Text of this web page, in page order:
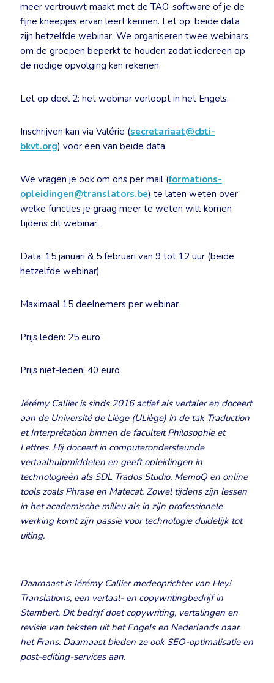
meer vertrouwt maakt met de TAO-software of je de
fijne kneepjes ervan leert kennen. Let op: beide data
zijn hetzelfde webinar. We organiseren twee webinars
om de groepen beperkt te houden zodat iedereen op
de nodige opvolging kan rekenen.
Let op deel 2: het webinar verloopt in het Engels.
Inschrijven kan via Valérie (secretariaat@cbti-
bkvt.org) voor een van beide data.
We vragen je ook om ons per mail (formations-
opleidingen@translators.be) te laten weten over
welke functies je graag meer te weten wilt komen
tijdens dit webinar.
Data: 15 januari & 5 februari van 9 tot 12 uur (beide
hetzelfde webinar)
Maximaal 15 deelnemers per webinar
Prijs leden: 25 euro
Prijs niet-leden: 40 euro
Jérémy Callier is sinds 2016 actief als vertaler en doceert
aan de Université de Liège (ULiège) in de tak Traduction
et Interprétation binnen de faculteit Philosophie et
Lettres. Hij doceert in computerondersteunde
vertaalhulpmiddelen en geeft opleidingen in
technologieën als SDL Trados Studio, MemoQ en online
tools zoals Phrase en Matecat. Zowel tijdens zijn lessen
in het academische milieu als in zijn professionele
werking komt zijn passie voor technologie duidelijk tot
uiting.
Daarnaast is Jérémy Callier medeoprichter van Hey!
Translations, een vertaal- en copywritingbedrijf in
Stembert. Dit bedrijf doet copywriting, vertalingen en
revisie van teksten uit het Engels en Nederlands naar
het Frans. Daarnaast bieden ze ook SEO-optimalisatie en
post-editing-services aan.